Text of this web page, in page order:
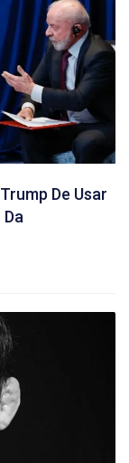
De Usar